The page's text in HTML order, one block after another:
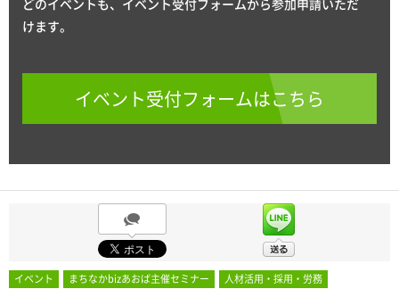
どのイベントも、イベント受付フォームから参加申請いただ
けます。
イベント受付フォームはこちら
イベント まちなかbizあおば主催セミナー
人材活用・採用・労務